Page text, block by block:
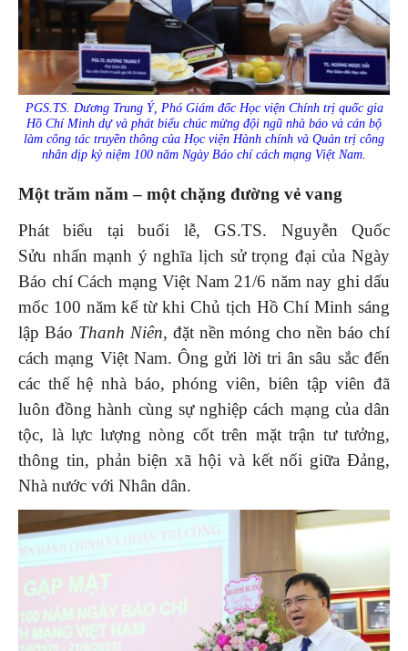
PGS.TS. Dương Trung Ý, Phó Giám đốc Học viện Chính trị quốc gia
Hồ Chí Minh dự và phát biểu chúc mừng đội ngũ nhà báo và cán bộ
làm công tác truyền thông của Học viện Hành chính và Quản trị công
nhân dịp kỷ niệm 100 năm Ngày Báo chí cách mạng Việt Nam.
Một trăm năm – một chặng đường vẻ vang
Phát biểu tại buổi lễ, GS.TS. Nguyễn Quốc
Sửu nhấn mạnh ý nghĩa lịch sử trọng đại của Ngày
Báo chí Cách mạng Việt Nam 21/6 năm nay ghi dấu
mốc 100 năm kể từ khi Chủ tịch Hồ Chí Minh sáng
lập Báo Thanh Niên, đặt nền móng cho nền báo chí
cách mạng Việt Nam. Ông gửi lời tri ân sâu sắc đến
các thế hệ nhà báo, phóng viên, biên tập viên đã
luôn đồng hành cùng sự nghiệp cách mạng của dân
tộc, là lực lượng nòng cốt trên mặt trận tư tưởng,
thông tin, phản biện xã hội và kết nối giữa Đảng,
Nhà nước với Nhân dân.